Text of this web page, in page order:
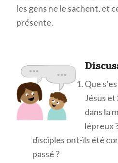
les gens ne le sachent, et
présente.
Que
Jésus
dans la
lépreux
disciples ont-ils été
passé ?